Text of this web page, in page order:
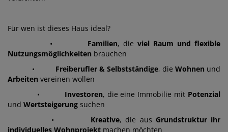
Für wen ist dieses Haus ideal?
• Familien, dieviel Raum und flexible
Nutzungsmöglichkeiten brauchen
• Freiberufler & Selbstständige, die Wohnen und
Arbeiten vereinen wollen
• Investoren, die eine Immobilie mit Potenzial
und Wertsteigerung suchen
• Kreative, die aus Grundstruktur ihr
individuelles Wohnprojekt machen möchten